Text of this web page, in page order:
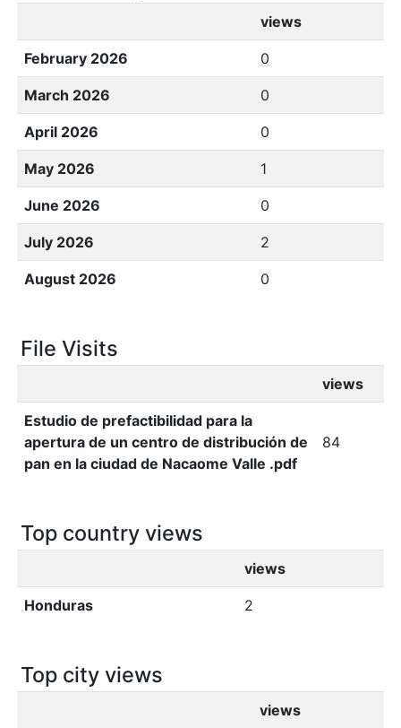
views
February 2026 0
March 2026 0
April 2026 0
May 2026 1
June 2026 0
July 2026 2
August 2026 0
File Visits
views
Estudio de prefactibilidad para la
apertura de un centro de distribución de
pan en la ciudad de Nacaome Valle .pdf
84
Top country views
views
Honduras 2
Top city views
views